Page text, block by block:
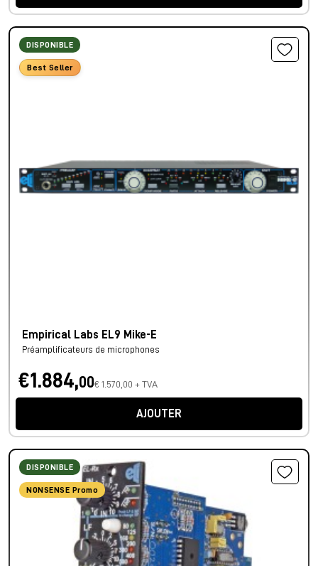
DISPONIBLE
Best Seller
Empirical Labs EL9 Mike-E
Préamplificateurs de microphones
€1.884,00€ 1.570,00 + TVA
AJOUTER
DISPONIBLE
NONSENSE Promo